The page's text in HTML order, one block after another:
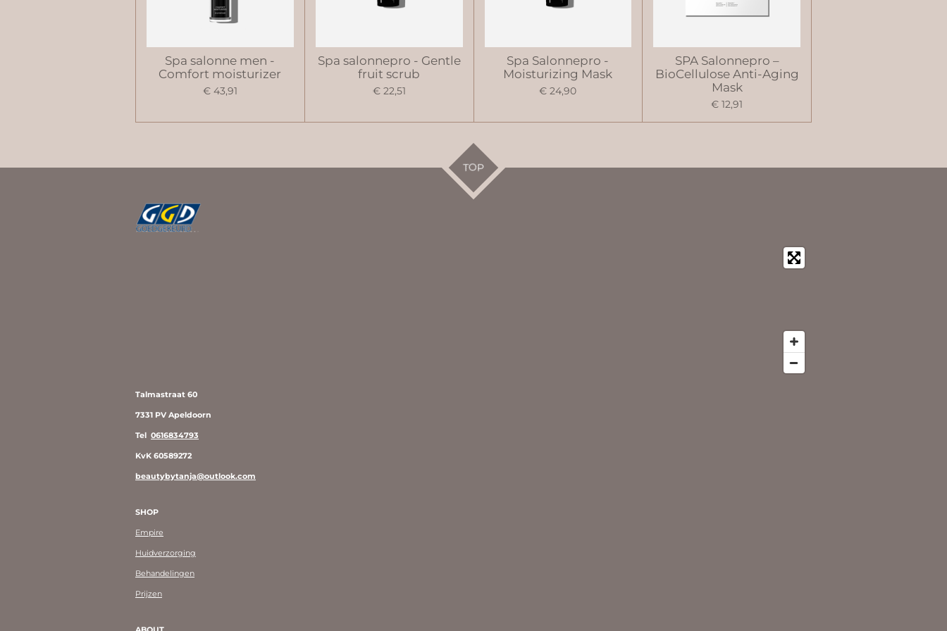
Spa salonne men -
Comfort moisturizer
€ 43,91
Spa salonnepro - Gentle
fruit scrub
€ 22,51
Spa Salonnepro -
Moisturizing Mask
€ 24,90
SPA Salonnepro –
BioCellulose Anti-Aging
Mask
€ 12,91
TOP
Talmastraat 60
7331 PV Apeldoorn
Tel 0616834793
KvK 60589272
beautybytanja@outlook.com
SHOP
Empire
Huidverzorging
Behandelingen
Prijzen